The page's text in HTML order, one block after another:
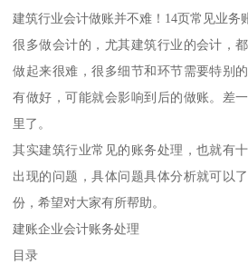
建筑行业会计做账并不难！14页常见业务
很多做会计的，尤其建筑行业的会计，
做起来很难，很多细节和环节需要特别
有做好，可能就会影响到后的做账。差
里了。
其实建筑行业常见的账务处理，也就有
出现的问题，具体问题具体分析就可以
份，希望对大家有所帮助。
建账企业会计账务处理
目录